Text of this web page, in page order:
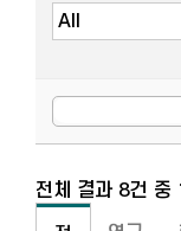
전체 결과 8건 중